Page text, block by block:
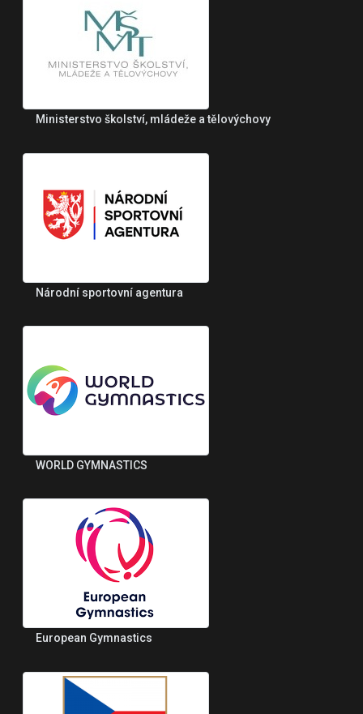
Ministerstvo školství, mládeže a tělovýchovy
Národní sportovní agentura
WORLD GYMNASTICS
European Gymnastics